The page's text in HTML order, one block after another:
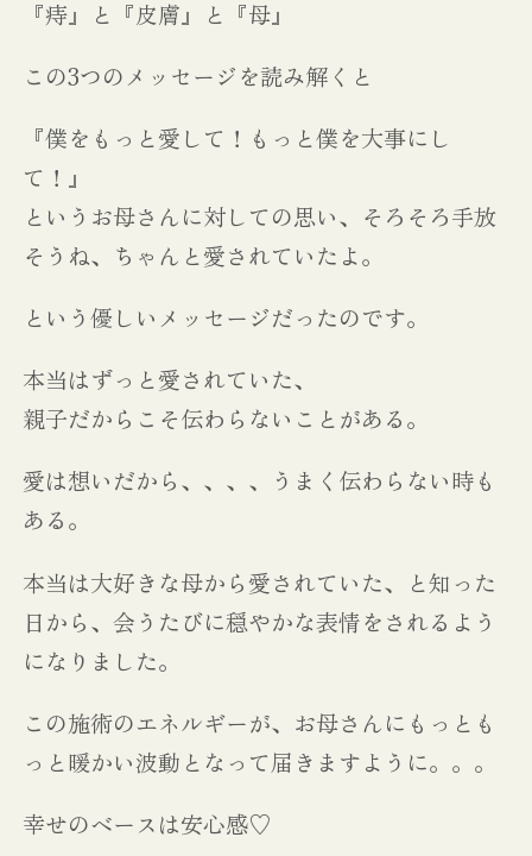
『痔』と『皮膚』と『母』
この3つのメッセージを読み解くと
『僕をもっと愛して！もっと僕を大事にし
て！』
というお母さんに対しての思い、そろそろ手放
そうね、ちゃんと愛されていたよ。
という優しいメッセージだったのです。
本当はずっと愛されていた、
親子だからこそ伝わらないことがある。
愛は想いだから、、、、うまく伝わらない時も
ある。
本当は大好きな母から愛されていた、と知った
日から、会うたびに穏やかな表情をされるよう
になりました。
この施術のエネルギーが、お母さんにもっとも
っと暖かい波動となって届きますように。。。
幸せのベースは安心感♡